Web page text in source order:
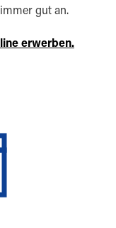
gut an.
erwerben.